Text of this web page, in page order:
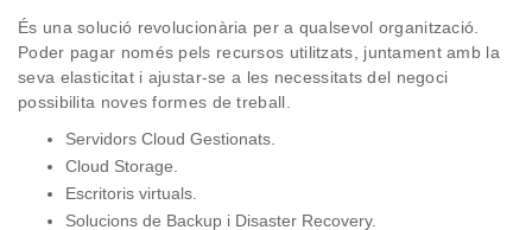
És una solució revolucionària per a qualsevol organització.
Poder pagar només pels recursos utilitzats, juntament amb la
seva elasticitat i ajustar-se a les necessitats del negoci
possibilita noves formes de treball.
Servidors Cloud Gestionats.
Cloud Storage
Escritoris virtuals.
Solucions de Backup i Disaster Recovery.